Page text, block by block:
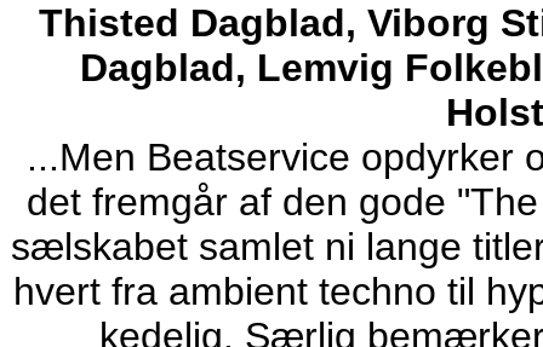
Thisted Dagblad, Viborg
Dagblad, Lemvig
...Men Beatservice opdyrker
det fremgår af den gode
sælskabet samlet ni lange
hvert fra ambient techno til
kedelig. Særlig